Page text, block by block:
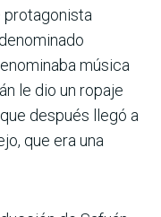
protagonista
música
le dio un ropaje
después llegó a
que era una